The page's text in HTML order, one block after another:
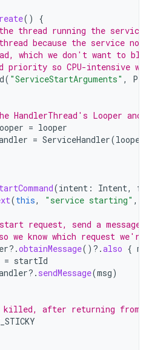
()
{
thread running the
because the service
which we don't want to
priority so CPU-intensive
( "ServiceStartArguments" ,
HandlerThread's Looper
= looper
= ServiceHandler(looper
(intent : Intent,
(this, "service starting" ,
request, send a
we know which request
?.obtainMessage() ?.also {
= startId
?. sendMessage(msg)
after returning from